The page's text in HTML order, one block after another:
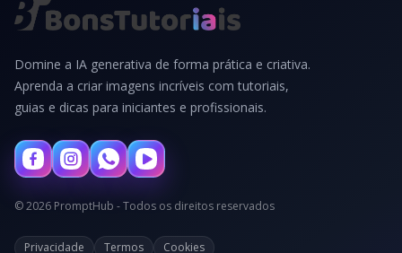
Domine a IA generativa de forma prática e criativa.
Aprenda a criar imagens incríveis com tutoriais,
guias e dicas para iniciantes e profissionais.
© 2026 PromptHub - Todos os direitos reservados
Privacidade Termos Cookies